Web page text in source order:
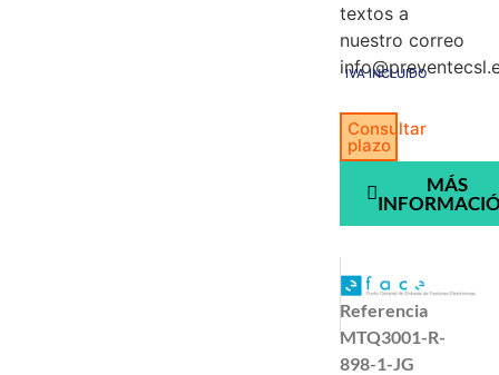
textos a
nuestro correo
IVA INCLUIDO
Consultar
plazo
MÁS
Referencia
MTQ3001-R-
898-1-JG